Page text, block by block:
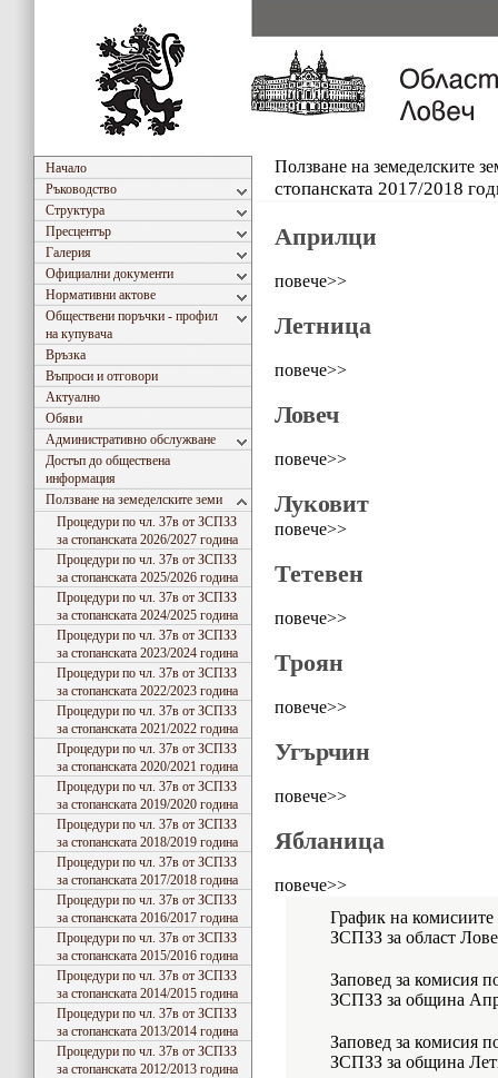
Начало
Ръководство
Структура
Пресцентър
Галерия
Официални документи
Нормативни актове
Обществени поръчки - профил
на купувача
Връзка
Въпроси и отговори
Актуално
Обяви
Административно обслужване
Достъп до обществена
информация
Ползване на земеделските земи
Процедури по чл. 37в от ЗСПЗЗ
за стопанската 2026/2027 година
Процедури по чл. 37в от ЗСПЗЗ
за стопанската 2025/2026 година
Процедури по чл. 37в от ЗСПЗЗ
за стопанската 2024/2025 година
Процедури по чл. 37в от ЗСПЗЗ
за стопанската 2023/2024 година
Процедури по чл. 37в от ЗСПЗЗ
за стопанската 2022/2023 година
Процедури по чл. 37в от ЗСПЗЗ
за стопанската 2021/2022 година
Процедури по чл. 37в от ЗСПЗЗ
за стопанската 2020/2021 година
Процедури по чл. 37в от ЗСПЗЗ
за стопанската 2019/2020 година
Процедури по чл. 37в от ЗСПЗЗ
за стопанската 2018/2019 година
Процедури по чл. 37в от ЗСПЗЗ
за стопанската 2017/2018 година
Процедури по чл. 37в от ЗСПЗЗ
за стопанската 2016/2017 година
Процедури по чл. 37в от ЗСПЗЗ
за стопанската 2015/2016 година
Процедури по чл. 37в от ЗСПЗЗ
за стопанската 2014/2015 година
Процедури по чл. 37в от ЗСПЗЗ
за стопанската 2013/2014 година
Процедури по чл. 37в от ЗСПЗЗ
за стопанската 2012/2013 година
Ползване на земеделските
стопанската 2017/2018
Априлци
повече>>
Летница
повече>>
Ловеч
повече>>
Луковит
повече>>
Тетевен
повече>>
Троян
повече>>
Угърчин
повече>>
Ябланица
повече>>
График на
ЗСПЗЗ за област
Заповед за комисия
ЗСПЗЗ за община
Заповед за комисия
ЗСПЗЗ за община